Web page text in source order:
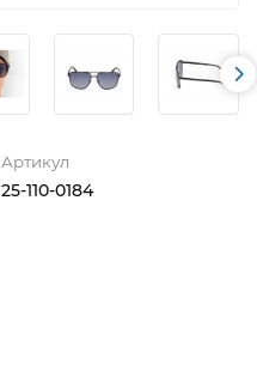
Артикул
25-110-0184